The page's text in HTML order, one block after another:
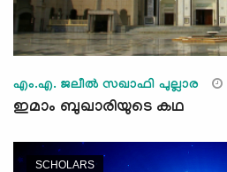
എം.എ. ജലീല്‍ സഖാഫി പുല്ലാര
ഇമാം ബുഖാരിയുടെ കഥ
SCHOLARS